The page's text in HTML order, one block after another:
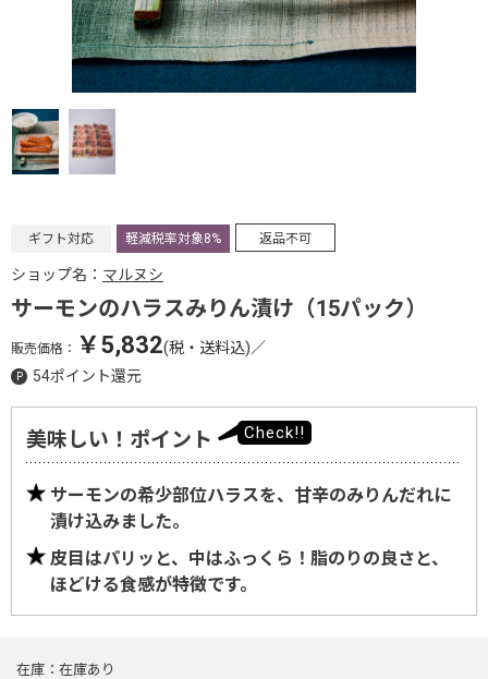
ギフト対応 軽減税率対象8% 返品不可
ショップ名： マルヌシ
サーモンのハラスみりん漬け（15パック）
販売価格： ￥5,832(税・送料込)／
54ポイント還元
美味しい！ポイント
サーモンの希少部位ハラスを、甘辛のみりんだれに
漬け込みました。
皮目はパリッと、中はふっくら！脂のりの良さと、
ほどける食感が特徴です。
在庫 在庫あり